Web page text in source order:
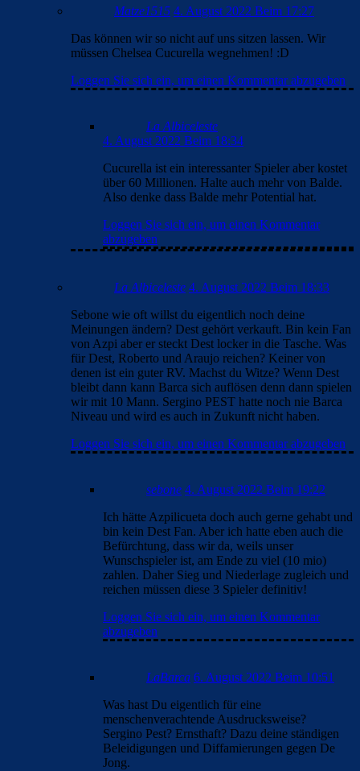
Matze1515 4. August 2022 Beim 17:27
Das können wir so nicht auf uns sitzen lassen. Wir
müssen Chelsea Cucurella wegnehmen! :D
Loggen Sie sich ein, um einen Kommentar abzugeben
La Albiceleste
4. August 2022 Beim 18:34
Cucurella ist ein interessanter Spieler aber kostet
über 60 Millionen. Halte auch mehr von Balde.
Also denke dass Balde mehr Potential hat.
Loggen Sie sich ein, um einen Kommentar
abzugeben
La Albiceleste 4. August 2022 Beim 18:33
Sebone wie oft willst du eigentlich noch deine
Meinungen ändern? Dest gehört verkauft. Bin kein Fan
von Azpi aber er steckt Dest locker in die Tasche. Was
für Dest, Roberto und Araujo reichen? Keiner von
denen ist ein guter RV. Machst du Witze? Wenn Dest
bleibt dann kann Barca sich auflösen denn dann spielen
wir mit 10 Mann. Sergino PEST hatte noch nie Barca
Niveau und wird es auch in Zukunft nicht haben.
Loggen Sie sich ein, um einen Kommentar abzugeben
sebone 4. August 2022 Beim 19:22
Ich hätte Azpilicueta doch auch gerne gehabt und
bin kein Dest Fan. Aber ich hatte eben auch die
Befürchtung, dass wir da, weils unser
Wunschspieler ist, am Ende zu viel (10 mio)
zahlen. Daher Sieg und Niederlage zugleich und
reichen müssen diese 3 Spieler definitiv!
Loggen Sie sich ein, um einen Kommentar
abzugeben
LaBarca 6. August 2022 Beim 10:51
Was hast Du eigentlich für eine
menschenverachtende Ausdrucksweise?
Sergino Pest? Ernsthaft? Dazu deine ständigen
Beleidigungen und Diffamierungen gegen De
Jong.